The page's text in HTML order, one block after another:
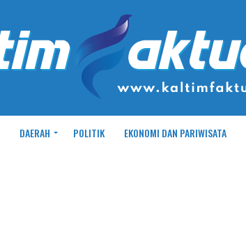
DAERAH POLITIK EKONOMI DAN PARIWISATA